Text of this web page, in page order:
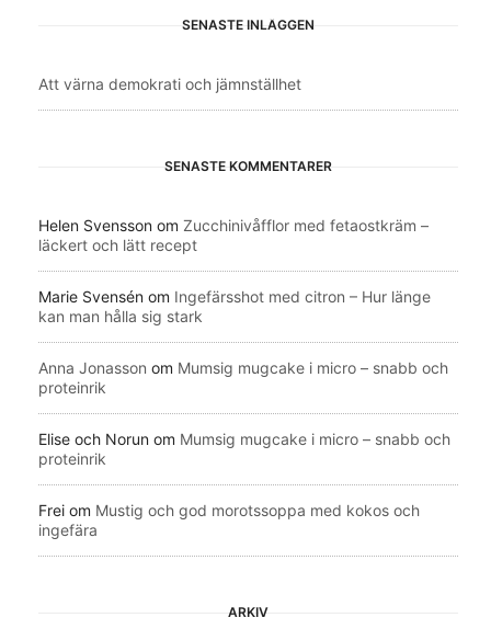
SENASTE INLÄGGEN
Att värna demokrati och jämnställhet
SENASTE KOMMENTARER
Helen Svensson om Zucchinivåfflor med fetaostkräm –
läckert och lätt recept
Marie Svensén om Ingefärsshot med citron – Hur länge
kan man hålla sig stark
Anna Jonasson om Mumsig mugcake i micro – snabb och
proteinrik
Elise och Norun om Mumsig mugcake i micro – snabb och
proteinrik
Frei om Mustig och god morotssoppa med kokos och
ingefära
ARKIV